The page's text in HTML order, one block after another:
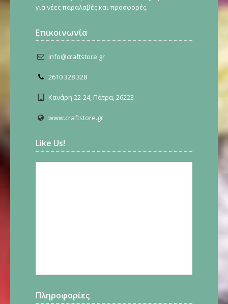
για νέες παραλαβές και προσφορές.
Επικοινωνία
info@craftstore.gr
2610 328 328
Κανάρη 22-24, Πάτρα, 26223
www.craftstore.gr
Like Us!
Πληροφορίες